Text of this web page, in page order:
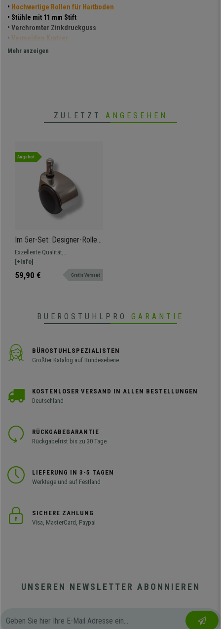
• Hochwertige Rollen für Hartboden
• Stühle mit 11 mm Stift
• Verchromter Zinkdruckguss
• Vermeiden Kratzer
• Polyurethanbeschichtung
Mehr anzeigen
ZULETZT ANGESEHEN
Angebot
Im 5er-Set: Designer-Rollen
für Hartboden 11 mm / 50
mm, hochwertig verchromt
Exzellente Qualität,
Metallfertigung. Spezielle Rollen
für Hartboden (Fliesen, Parkett,
usw.). Hinterlässt keine Kratzer
[+Info]
59,90 € Gratis Versand
BUEROSTUHLPRO GARANTIE
BÜROSTUHLSPEZIALISTEN
Größter Katalog auf Bundesebene
KOSTENLOSER VERSAND IN ALLEN BESTELLUNGEN
Deutschland
RÜCKGABEGARANTIE
Rückgabefrist bis zu 30 Tage
LIEFERUNG IN 3-5 TAGEN
Werktage und auf Festland
SICHERE ZAHLUNG
Visa, MasterCard, Paypal
UNSEREN NEWSLETTER ABONNIEREN